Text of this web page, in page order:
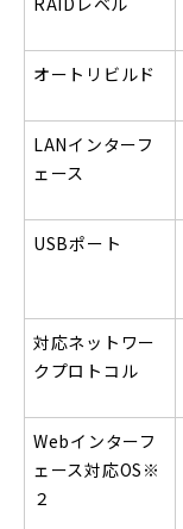
オートリビルド
LANインターフ
ェース
USBポート
対応ネットワー
クプロトコル
Webインターフ
ェース対応OS ※
２